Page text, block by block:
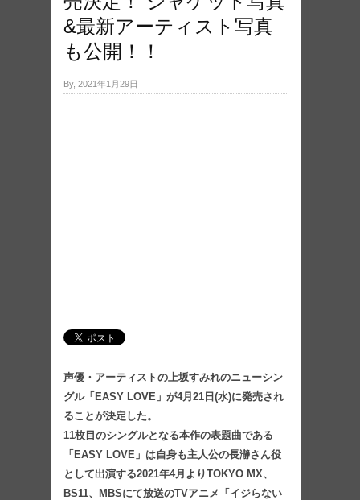
&最新アーティスト写真
も公開！！
By, 2021年1月29日
声優・アーティストの上坂すみれのニューシン
グル「EASY LOVE」が4月21日(水)に発売され
ることが決定した。
11枚目のシングルとなる本作の表題曲である
「EASY LOVE」は自身も主人公の長瀞さん役
として出演する2021年4月よりTOKYO MX、
BS11、MBSにて放送のTVアニメ「イジらない